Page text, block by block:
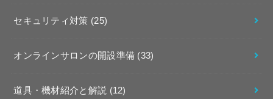
セキュリティ対策 (25)
オンラインサロンの開設準備 (33)
道具・機材紹介と解説 (12)